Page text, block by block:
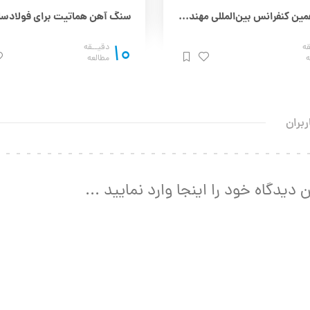
چهاردهمین کنفرانس بین‌المللی مهندسی مواد و متالورژی (IMAT 2025) – 25 و 26 آذر
10 دقیــقه
مطالعه